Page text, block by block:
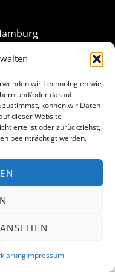
wir Technologien wie
und/oder darauf
können wir Daten
dieser Website
erteilst oder zurückziehst,
beeinträchtigt werden.
Impressum